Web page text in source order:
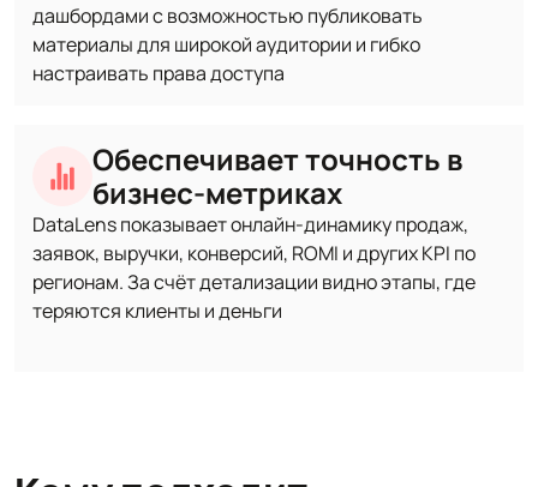
дашбордами с возможностью публиковать
материалы для широкой аудитории и гибко
настраивать права доступа
Обеспечивает точность в
бизнес-метриках
DataLens показывает онлайн‑динамику продаж,
заявок, выручки, конверсий, ROMI и других KPI по
регионам. За счёт детализации видно этапы, где
теряются клиенты и деньги